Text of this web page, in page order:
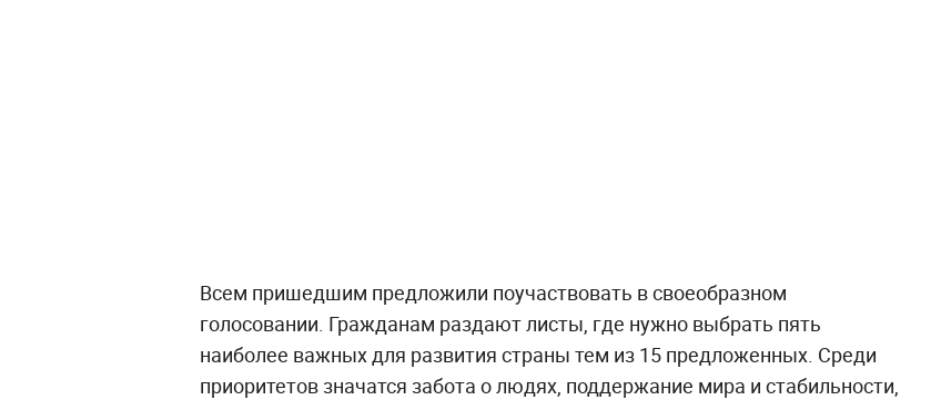
Всем пришедшим предложили поучаствовать в своеобразном
голосовании. Гражданам раздают листы, где нужно выбрать пять
наиболее важных для развития страны тем из 15 предложенных. Среди
приоритетов значатся забота о людях, поддержание мира и стабильности,